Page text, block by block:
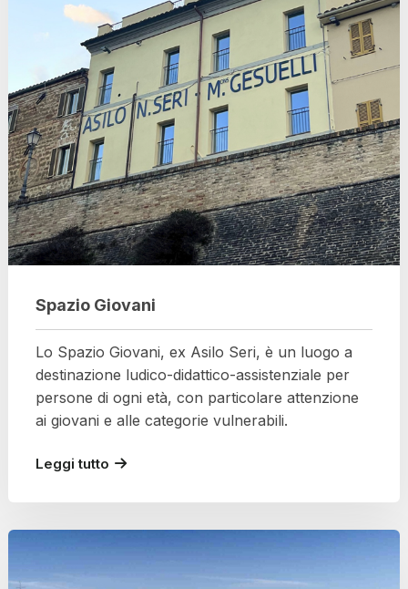
Spazio Giovani
Lo Spazio Giovani, ex Asilo Seri, è un luogo a
destinazione ludico-didattico-assistenziale per
persone di ogni età, con particolare attenzione
ai giovani e alle categorie vulnerabili.
Leggi tutto